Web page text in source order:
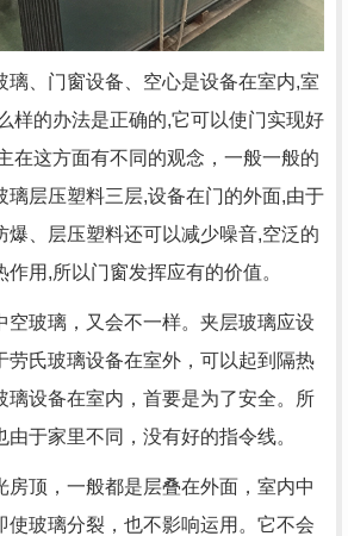
璃、门窗设备、空心是设备在室内,室
样的办法是正确的,它可以使门实现好
在这方面有不同的观念，一般一般的
璃层压塑料三层,设备在门的外面,由于
爆、层压塑料还可以减少噪音,空泛的
用,所以门窗发挥应有的价值。
空玻璃，又会不一样。夹层玻璃应设
劳氏玻璃设备在室外，可以起到隔热
璃设备在室内，首要是为了安全。所
由于家里不同，没有好的指令线。
房顶，一般都是层叠在外面，室内中
使玻璃分裂，也不影响运用。它不会